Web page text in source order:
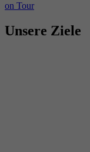
on Tour
Unsere Ziele